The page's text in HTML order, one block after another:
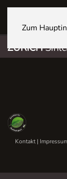
Zum
ZÜRICH
Kontakt|